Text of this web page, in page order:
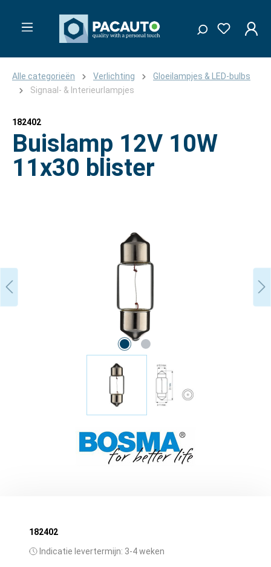
Alle categorieën Verlichting
Gloeilampjes & LED-bulbs
Signaal- & Interieurlampjes
182402
Buislamp 12V 10W
11x30 blister
182402
Indicatie levertermijn: 3-4 weken